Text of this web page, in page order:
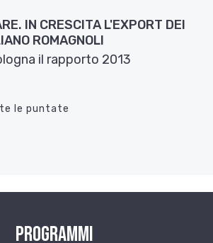
IN CRESCITA L'EXPORT DEI
ROMAGNOLI
il rapporto 2013
le puntate
Programmi